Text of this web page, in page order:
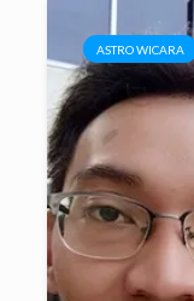
ASTRO WICARA